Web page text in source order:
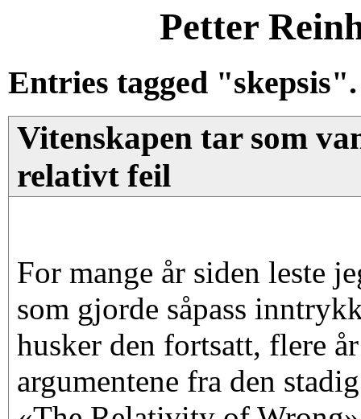
Petter
Entries tagged "skepsis".
Vitenskapen tar som
relativt feil
For mange år siden leste
som gjorde såpass
husker den fortsatt, flere
argumentene fra den